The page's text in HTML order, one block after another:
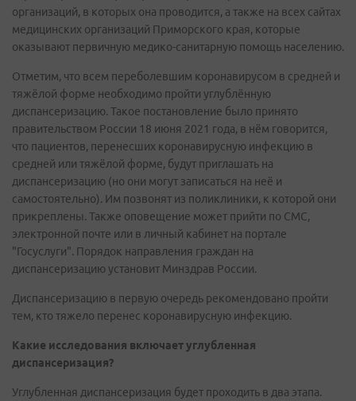
организаций, в которых она проводится, а также на всех сайтах
медицинских организаций Приморского края, которые
оказывают первичную медико-санитарную помощь населению.
Отметим, что всем переболевшим коронавирусом в средней и
тяжёлой форме необходимо пройти углублённую
диспансеризацию. Такое постановление было принято
правительством России 18 июня 2021 года, в нём говорится,
что пациентов, перенесших коронавирусную инфекцию в
средней или тяжёлой форме, будут приглашать на
диспансеризацию (но они могут записаться на неё и
самостоятельно). Им позвонят из поликлиники, к которой они
прикреплены. Также оповещение может прийти по СМС,
электронной почте или в личный кабинет на портале
"Госуслуги". Порядок направления граждан на
диспансеризацию установит Минздрав России.
Диспансеризацию в первую очередь рекомендовано пройти
тем, кто тяжело перенес коронавирусную инфекцию.
Какие исследования включает углубленная
диспансеризация?
Углубленная диспансеризация будет проходить в два этапа.